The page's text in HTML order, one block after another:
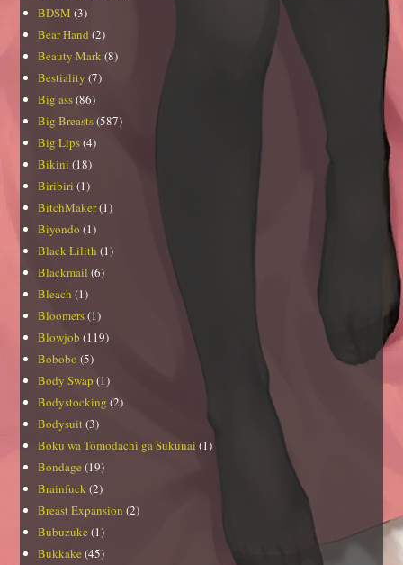
BDSM (3)
Bear Hand (2)
Beauty Mark (8)
Bestiality (7)
Big ass(86)
Big Breasts(587)
Big Lips(4)
Bikini (18)
Biribiri (1)
BitchMaker(1)
Biyondo (1)
Black Lilith (1)
Blackmail (6)
Bleach (1)
Bloomers(1)
Blowjob (119)
Bobobo (5)
Body Swap (1)
Bodystocking (2)
Bodysuit(3)
Boku wa Tomodachi ga Sukunai (1)
Bondage (19)
Brainfuck (2)
Breast Expansion (2)
Bubuzuke (1)
Bukkake (45)